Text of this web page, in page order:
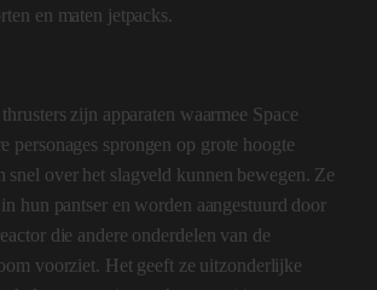
en maten jetpacks.
zijn apparaten waarmee Space
personages sprongen op grote hoogte
snel over het slagveld kunnen bewegen. Ze
hun pantser en worden aangestuurd door
die andere onderdelen van de
voorziet. Het geeft ze uitzonderlijke